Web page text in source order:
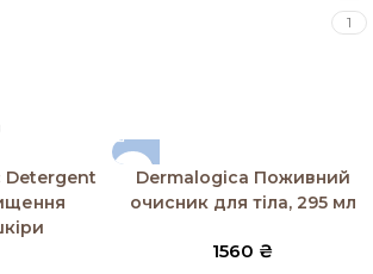
1
Detergent
Dermalogica Поживний
очисник для тіла, 295 мл
1560 ₴